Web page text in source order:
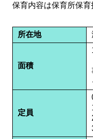
保育内容は保育所保育
所在地
面積
定員